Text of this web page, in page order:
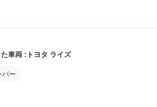
車両 :トヨタ ライズ
パー